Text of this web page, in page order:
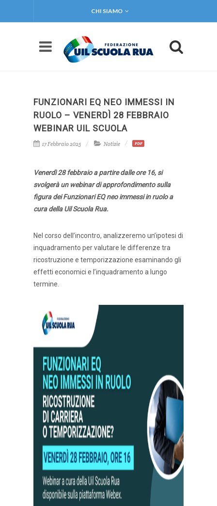
CHI SIAMO
FUNZIONARI EQ NEO IMMESSI IN
RUOLO – VENERDÌ 28 FEBBRAIO
WEBINAR UIL SCUOLA
17 Febbraio 2025 Notizie PDF
Venerdì 28 febbraio a partire dalle ore 16, si
svolgerà un webinar di approfondimento sulla
figura dei Funzionari EQ neo immessi in ruolo a
cura della Uil Scuola Rua.
Nel corso dell’incontro, analizzeremo un’ipotesi di
inquadramento per valutare le differenze tra
ricostruzione e temporizzazione esaminando gli
effetti economici e l’inquadramento a lungo
termine.